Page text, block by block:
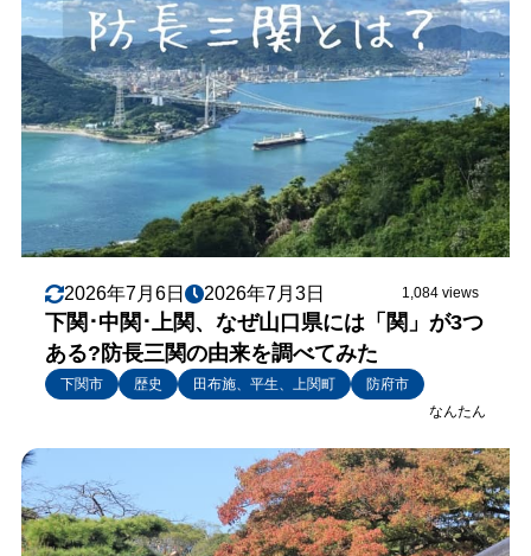
2026年7月6日 2026年7月3日 1,084 views
下関･中関･上関、なぜ山口県には「関」が3つ
ある?防長三関の由来を調べてみた
下関市 歴史 田布施、平生、上関町
防府市
なんたん